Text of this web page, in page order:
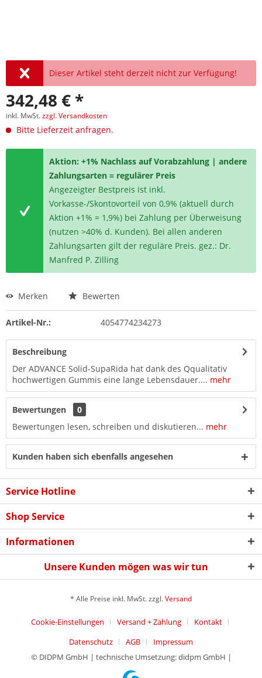
Dieser Artikel steht derzeit nicht zur Verfügung!
342,48 € *
inkl. MwSt.zzgl. Versandkosten
Bitte Lieferzeit anfragen.
Aktion: +1% Nachlass auf Vorabzahlung | andere
Zahlungsarten = regulärer Preis
Angezeigter Bestpreis ist inkl.
Vorkasse-/Skontovorteil von 0,9% (aktuell durch
Aktion +1% = 1,9%) bei Zahlung per Überweisung
(nutzen >40% d. Kunden). Bei allen anderen
Zahlungsarten gilt der reguläre Preis. gez.: Dr.
Manfred P. Zilling
Merken Bewerten
Artikel-Nr.: 4054774234273
Beschreibung
Der ADVANCE Solid-SupaRida hat dank des Qqualitativ
hochwertigen Gummis eine lange Lebensdauer.... mehr
Bewertungen
0
Bewertungen lesen, schreiben und diskutieren... mehr
Kunden haben sich ebenfalls angesehen
Service Hotline
Shop Service
Informationen
Unsere Kunden mögen was wir tun
* Alle Preise inkl. MwSt. zzgl.Versand
Cookie-Einstellungen Versand + Zahlung
Kontakt
Datenschutz
AGB
Impressum
© DIDPM GmbH | technische Umsetzung: didpm GmbH |